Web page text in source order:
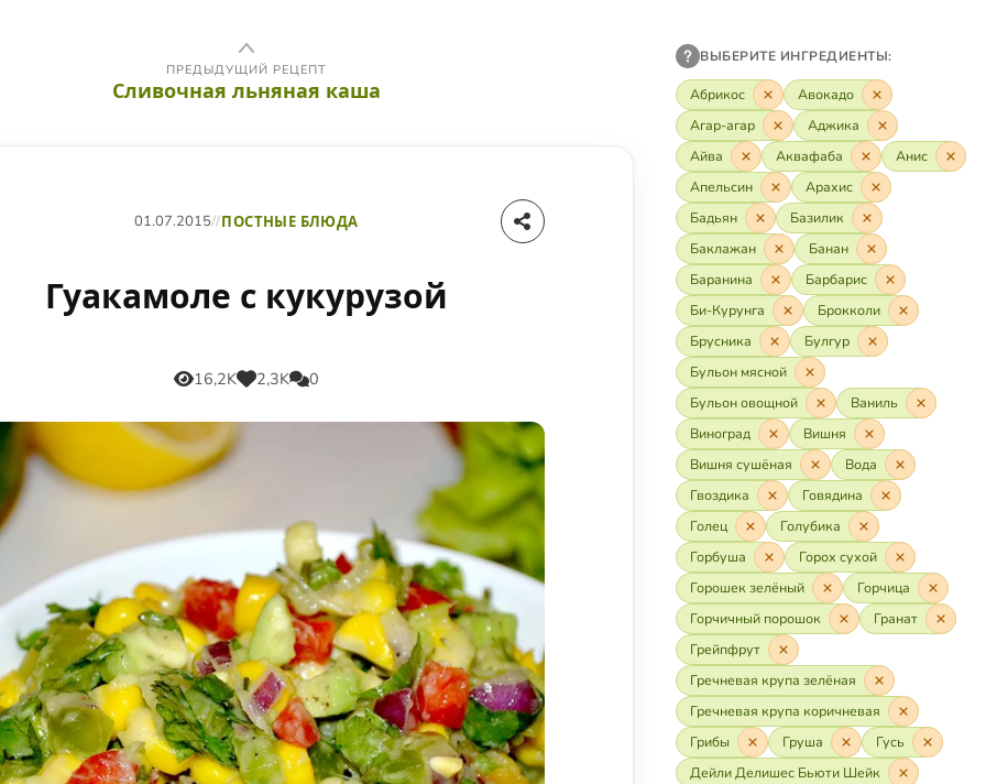
ПРЕДЫДУЩИЙ РЕЦЕПТ
Сливочная льняная каша
01.07.2015//ПОСТНЫЕ БЛЮДА
Гуакамоле с кукурузой
16,2K 2,3K 0
ВЫБЕРИТЕ ИНГРЕДИЕНТЫ:
Абрикос
Авокадо
Агар-агар
Аджика
Айва
Аквафаба
Анис
Апельсин
Арахис
Бадьян
Базилик
Баклажан
Банан
Баранина
Барбарис
Би-Курунга
Брокколи
Брусника
Булгур
Бульон мясной
Бульон овощной
Ваниль
Виноград
Вишня
Вишня сушёная
Вода
Гвоздика
Говядина
Голец
Голубика
Горбуша
Горох сухой
Горошек зелёный
Горчица
Горчичный порошок
Гранат
Грейпфрут
Гречневая крупа зелёная
Гречневая крупа коричневая
Грибы
Груша
Гусь
Дейли Делишес Бьюти Шейк